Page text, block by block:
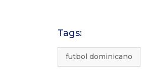
Tags:
futbol dominicano